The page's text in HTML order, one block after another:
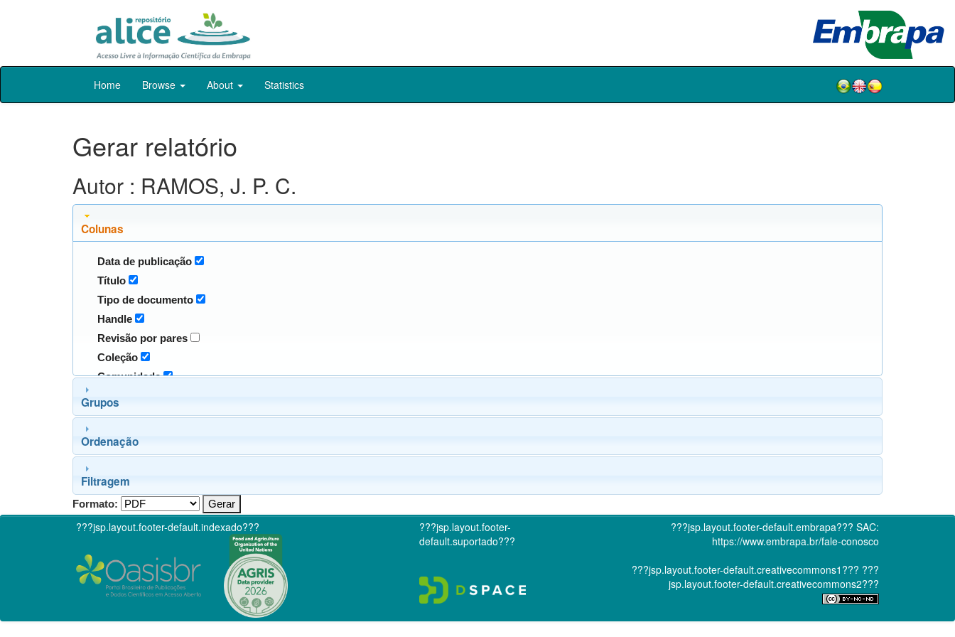
Skip
Home Browse About Statistics
Gerar relatório
Autor : RAMOS, J. P. C.
Colunas
Data de publicação
Título
Tipo de documento
Handle
Revisão por pares
Coleção
Comunidade
Grupos
Ordenação
Filtragem
Formato:
???jsp.layout.footer-default.indexado???
???jsp.layout.footer-
default.suportado???
???jsp.layout.footer-default.embrapa??? SAC:
https://www.embrapa.br/fale-conosco
???jsp.layout.footer-default.creativecommons1??? ???
jsp.layout.footer-default.creativecommons2???